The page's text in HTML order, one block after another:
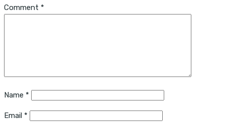
Comment *
Name *
Email *